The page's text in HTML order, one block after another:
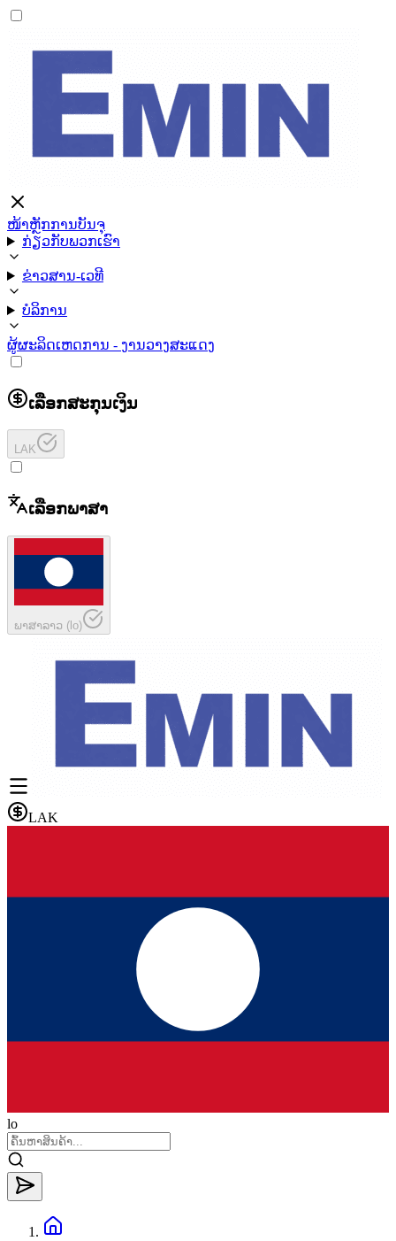
ໜ້າຫຼັກການບັນຈຸ
ກ່ຽວກັບພວກເຮົາ
ຂ່າວສານ-ເວທີ
ບໍລິການ
ຜູ້ຜະລິດເຫດການ - ງານວາງສະແດງ
ເລືອກສະກຸນເງິນ
LAK
ເລືອກພາສາ
ພາສາລາວ (lo)
LAK
lo